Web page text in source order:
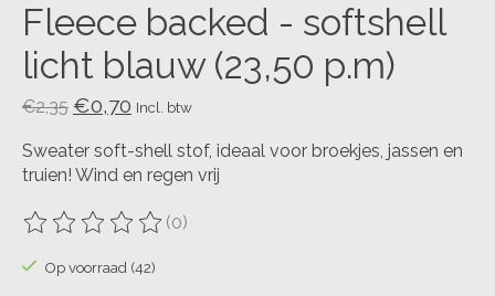
Fleece backed - softshell
licht blauw (23,50 p.m)
€2,35 €0,70 Incl. btw
Sweater soft-shell stof, ideaal voor broekjes, jassen en
truien! Wind en regen vrij
De beoordeling van dit product is
(0)
Op voorraad (42)